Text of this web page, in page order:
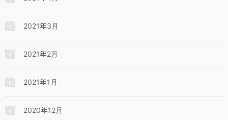
2021年3月
2021年2月
2021年1月
2020年12月